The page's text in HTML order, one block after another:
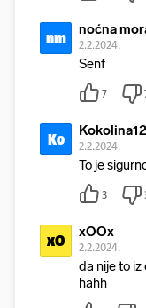
nm noćna
2.2.2024.
Senf
7
Ko Kokolina12
2.2.2024.
To je
3
xO xOOx
2.2.2024.
da nije to iz
hahh